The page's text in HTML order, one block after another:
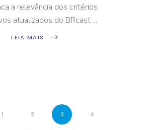
a relevância dos critérios
atualizados do BRcast
LEIA MAIS
1 2 3 4